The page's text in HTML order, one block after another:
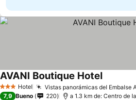
3 Estrellas
Hotel Vistas panorámicas del Embalse
AVANI Boutique HotelVer
7,9 Bueno 220 a 1.3 km de: Centro de